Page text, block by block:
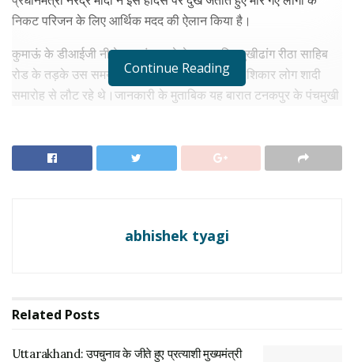
निकट परिजन के लिए आर्थिक मदद की ऐलान किया है।
कुमाऊं के डीआईजी नीलेश आनंद भरणे ने बताया कि सुखीढांग रीठा साहिब
रोड के तड़के उस समय हुआ हादसा हुआ जब हादसे के शिकार लोग शादी
समारोह से लौट रहे थे।जानकारी के मुताबिक यह बारात टनकपुर के पंचमुखी
बचाव कर्मियों ने 14 लोगों के शव निकाल लिए हैं. इस हादसे में घायल हुए लोगों
Uttarakhand: उपचुनाव के जीते हुए प्रत्याशी मुख्यमंत्री
injured after the vehicle they were travelling fell into
Continue Reading
abhishek tyagi
Related Posts
Uttarakhand: उपचुनाव के जीते हुए प्रत्याशी मुख्यमंत्री